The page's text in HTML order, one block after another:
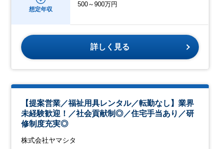
想定年収
500～900万円
詳しく見る
【提案営業／福祉用具レンタル／転勤なし】業界
未経験歓迎！／社会貢献制◎／住宅手当あり／研
修制度充実◎
株式会社ヤマシタ